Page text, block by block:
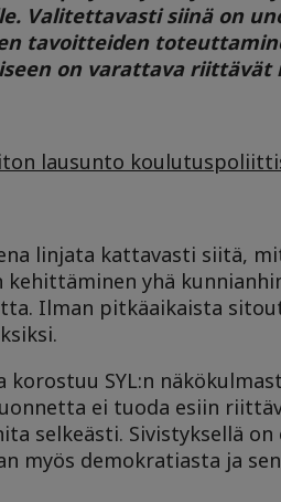
Valitettavasti siinä on
tavoitteiden
on varattava riittävät
lausunto
linjata kattavasti siitä,
yhä
Ilman pitkäaikaista
SYL:n
ei tuoda esiin
selkeästi. Sivistyksellä
myös demokratiasta ja